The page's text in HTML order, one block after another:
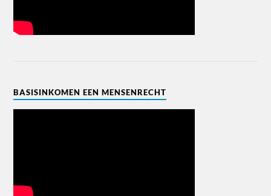
BASISINKOMEN EEN MENSENRECHT